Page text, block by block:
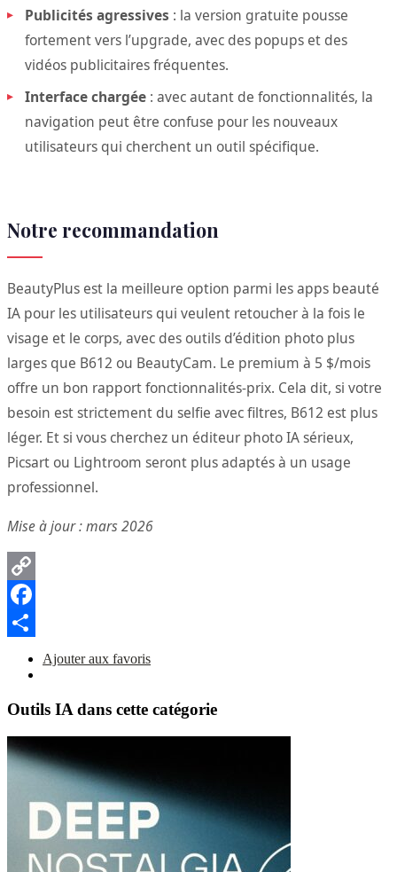
Publicités agressives : la version gratuite pousse
fortement vers l’upgrade, avec des popups et des
vidéos publicitaires fréquentes.
Interface chargée : avec autant de fonctionnalités, la
navigation peut être confuse pour les nouveaux
utilisateurs qui cherchent un outil spécifique.
Notre recommandation
BeautyPlus est la meilleure option parmi les apps beauté
IA pour les utilisateurs qui veulent retoucher à la fois le
visage et le corps, avec des outils d’édition photo plus
larges que B612 ou BeautyCam. Le premium à 5 $/mois
offre un bon rapport fonctionnalités-prix. Cela dit, si votre
besoin est strictement du selfie avec filtres, B612 est plus
léger. Et si vous cherchez un éditeur photo IA sérieux,
Picsart ou Lightroom seront plus adaptés à un usage
professionnel.
Mise à jour : mars 2026
Copy
Link
Facebook
PartagerAjouter aux favoris
Outils IA dans cette catégorie